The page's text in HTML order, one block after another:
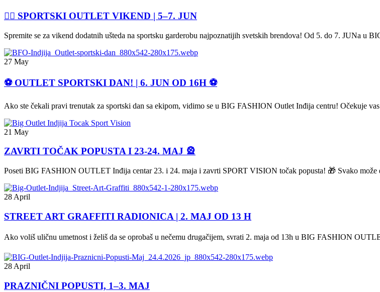
🏃‍♀️ SPORTSKI OUTLET VIKEND | 5–7. JUN
Spremite se za vikend dodatnih ušteda na sportsku garderobu najpoznatijih svetskih brendova! Od 5. do 7. JUNa u
27 May
⚽ OUTLET SPORTSKI DAN! | 6. JUN OD 16H ⚽
Ako ste čekali pravi trenutak za sportski dan sa ekipom, vidimo se u BIG FASHION Outlet Inđija centru! Očekuje
21 May
ZAVRTI TOČAK POPUSTA I 23-24. MAJ 🎡
Poseti BIG FASHION OUTLET Inđija centar 23. i 24. maja i zavrti SPORT VISION točak popusta! 🎁 Svako može
28 April
STREET ART GRAFFITI RADIONICA | 2. MAJ OD 13 H
Ako voliš uličnu umetnost i želiš da se oprobaš u nečemu drugačijem, svrati 2. maja od 13h u BIG FASHION
28 April
PRAZNIČNI POPUSTI, 1–3. MAJ